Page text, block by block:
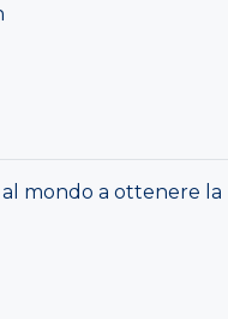
al mondo a ottenere la